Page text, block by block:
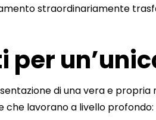
straordinariamente
per
di una vera e
che lavorano a livello profondo: